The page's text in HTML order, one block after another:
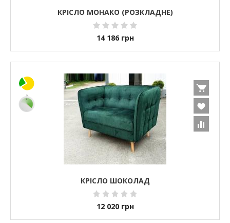
КРІСЛО МОНАКО (РОЗКЛАДНЕ)
14 186 грн
КРІСЛО ШОКОЛАД
12 020 грн